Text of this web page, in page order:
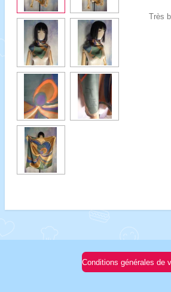
Très
Conditions générales de